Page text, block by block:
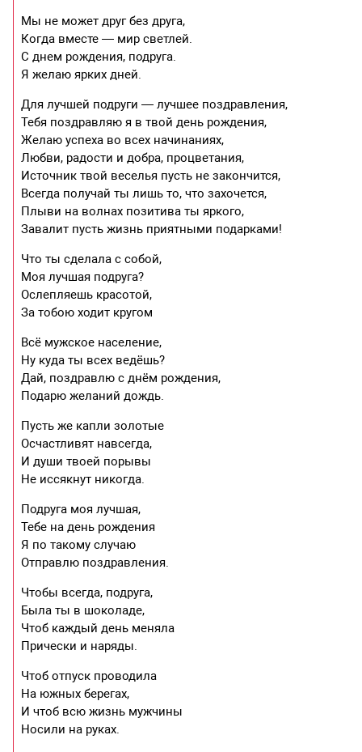
Мы не может друг без друга,
Когда вместе — мир светлей.
С днем рождения, подруга.
Я желаю ярких дней.
Для лучшей подруги — лучшее поздравления,
Тебя поздравляю я в твой день рождения,
Желаю успеха во всех начинаниях,
Любви, радости и добра, процветания,
Источник твой веселья пусть не закончится,
Всегда получай ты лишь то, что захочется,
Плыви на волнах позитива ты яркого,
Завалит пусть жизнь приятными подарками!
Что ты сделала с собой,
Моя лучшая подруга?
Ослепляешь красотой,
За тобою ходит кругом
Всё мужское население,
Ну куда ты всех ведёшь?
Дай, поздравлю с днём рождения,
Подарю желаний дождь.
Пусть же капли золотые
Осчастливят навсегда,
И души твоей порывы
Не иссякнут никогда.
Подруга моя лучшая,
Тебе на день рождения
Я по такому случаю
Отправлю поздравления.
Чтобы всегда, подруга,
Была ты в шоколаде,
Чтоб каждый день меняла
Прически и наряды.
Чтоб отпуск проводила
На южных берегах,
И чтоб всю жизнь мужчины
Носили на руках.